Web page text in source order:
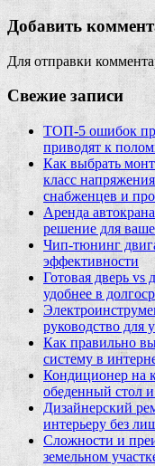
Добавить
Для отправки
Свежие записи
ТОП-5 ошибок
приводят к
Как выбрать
класс
снабженцев и
Аренда
решение для
Чип‑тюнинг
эффективности
Готовая дверь vs
удобнее в
руководство для
Как правильно
систему в
Кондиционер на
обеденный стол
Дизайнерский
интерьеру без
Сложности и
земельном